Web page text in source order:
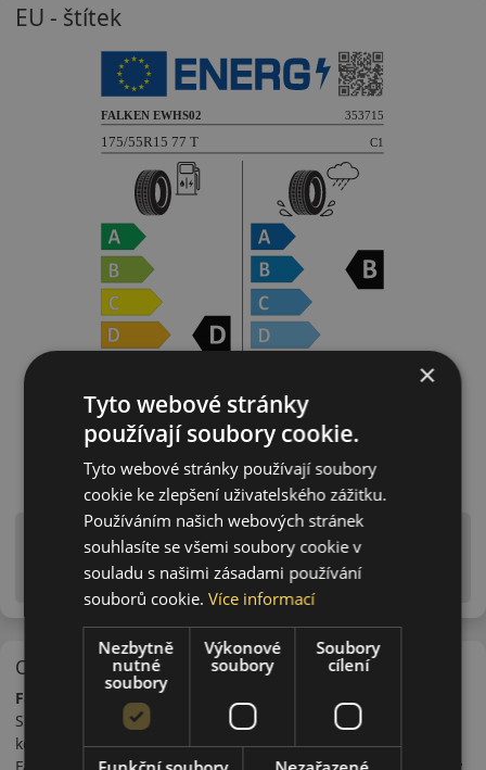
O značce
Falken
Společnost Falken byla založena v roce 1983 japonským
koncernem Sumitomo. Koncern do kterého patří i značka
EU - štítek
Upozornění! Hodnoty na štítku jsou pouze
informativního charakteru. Mohou být dodány pneumatiky
is EU štítky ve smyslu dosud platné (předchozí) legislativy.
×
Tyto webové stránky
používají soubory cookie.
Tyto webové stránky používají soubory
cookie ke zlepšení uživatelského zážitku.
Používáním našich webových stránek
souhlasíte se všemi soubory cookie v
souladu s našimi zásadami používání
souborů cookie.Více informací
Nezbytně
nutné
soubory
Výkonové
soubory
Soubory
cílení